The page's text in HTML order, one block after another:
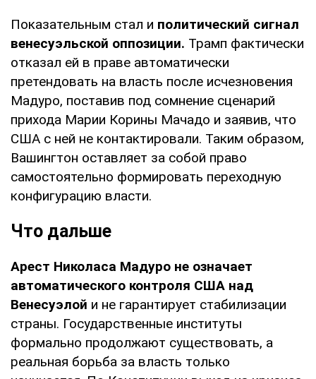
Показательным стал и политический сигнал
венесуэльской оппозиции. Трамп фактически
отказал ей в праве автоматически
претендовать на власть после исчезновения
Мадуро, поставив под сомнение сценарий
прихода Марии Корины Мачадо и заявив, что
США с ней не контактировали. Таким образом,
Вашингтон оставляет за собой право
самостоятельно формировать переходную
конфигурацию власти.
Что дальше
Арест Николаса Мадуро не означает
автоматического контроля США над
Венесуэлой и не гарантирует стабилизации
страны. Государственные институты
формально продолжают существовать, а
реальная борьба за власть только